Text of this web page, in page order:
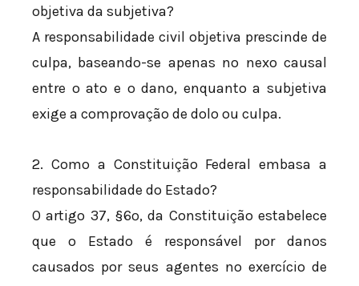
objetiva da subjetiva?
A responsabilidade civil objetiva prescinde de
culpa, baseando-se apenas no nexo causal
entre o ato e o dano, enquanto a subjetiva
exige a comprovação de dolo ou culpa.
2. Como a Constituição Federal embasa a
responsabilidade do Estado?
O artigo 37, §6º, da Constituição estabelece
que o Estado é responsável por danos
causados por seus agentes no exercício de